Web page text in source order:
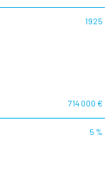
1925
714 000 €
5 %